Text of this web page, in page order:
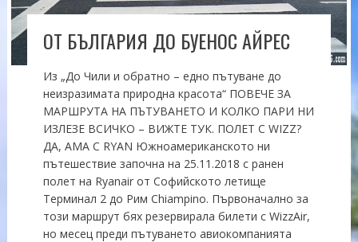
ОТ БЪЛГАРИЯ ДО БУЕНОС АЙРЕС
Из „До Чили и обратно – едно пътуване до
неизразимата природна красота“ ПОВЕЧЕ ЗА
МАРШРУТА НА ПЪТУВАНЕТО И КОЛКО ПАРИ НИ
ИЗЛЕЗЕ ВСИЧКО – ВИЖТЕ ТУК. ПОЛЕТ С WIZZ?
ДА, АМА С RYAN Южноамериканското ни
пътешествие започна на 25.11.2018 с ранен
полет на Ryanair от Софийското летище
Терминал 2 до Рим Chiampino. Първоначално за
този маршрут бях резервирала билети с WizzAir,
но месец преди пътуването авиокомпанията